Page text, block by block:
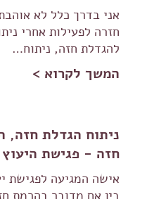
אני בדרך כלל לא
חזרה לפעילות אחרי
להגדלת חזה, ניתוח…
המשך לקרוא >
ניתוח הגדלת
חזה - פגישת היעוץ
אישה המגיעה לפגישת
בין אם מדובר בהרמת